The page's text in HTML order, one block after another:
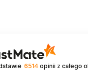
6514 opinii z całego